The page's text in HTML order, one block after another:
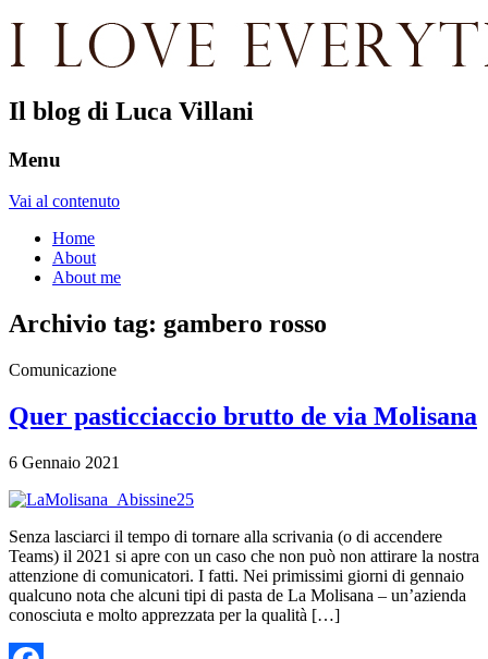
Il blog di Luca Villani
Menu
Vai al contenuto
Home
About
About me
Archivio tag: gambero rosso
Comunicazione
Quer pasticciaccio brutto de via Molisana
6 Gennaio 2021
Senza lasciarci il tempo di tornare alla scrivania (o di accendere
Teams) il 2021 si apre con un caso che non può non attirare la nostra
attenzione di comunicatori. I fatti. Nei primissimi giorni di gennaio
qualcuno nota che alcuni tipi di pasta de La Molisana – un’azienda
conosciuta e molto apprezzata per la qualità […]